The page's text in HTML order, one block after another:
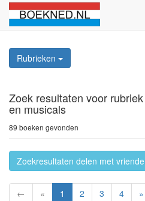
Rubrieken
Zoek resultaten voor
en musicals
89 boeken gevonden
Zoekresultaten delen met
← « 1 2 3 4 »